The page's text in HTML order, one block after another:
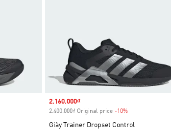
Sale price
2.160.000₫
2.400.000₫ Original price -10%
Giày Trainer Dropset Control